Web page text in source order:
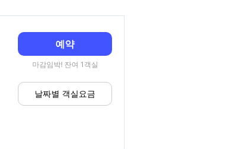
예약
마감임박! 잔여 1객실
날짜별 객실요금